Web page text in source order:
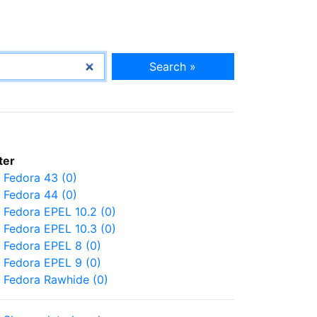
Search »
Fedora 43 (0)
Fedora 44 (0)
Fedora EPEL 10.2 (0)
Fedora EPEL 10.3 (0)
Fedora EPEL 8 (0)
Fedora EPEL 9 (0)
Fedora Rawhide (0)